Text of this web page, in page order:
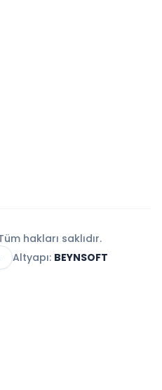
hakları saklıdır.
Altyapı: BEYNSOFT